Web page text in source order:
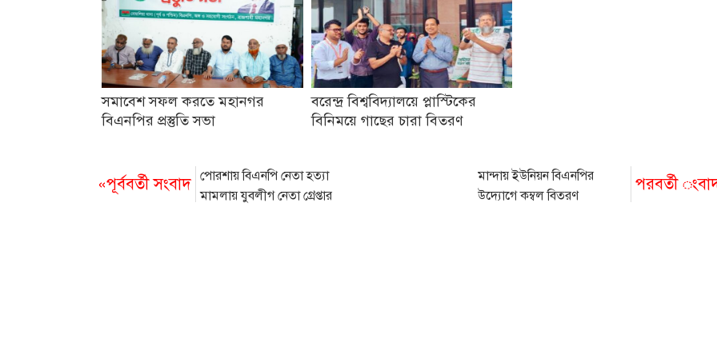
সমাবেশ সফল করতে মহানগর
বিএনপির প্রস্তুতি সভা
বরেন্দ্র বিশ্ববিদ্যালয়ে প্লাস্টিকের
বিনিময়ে গাছের চারা বিতরণ
«পূর্ববর্তী সংবাদ পোরশায় বিএনপি নেতা হত্যা
মামলায় যুবলীগ নেতা গ্রেপ্তার
পরবর্তী
মান্দায় ইউনিয়ন বিএনপির
উদ্যোগে কম্বল বিতরণ